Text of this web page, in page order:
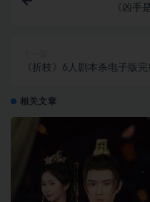
《凶手
《折枝》6人剧本杀电子版
相关文章